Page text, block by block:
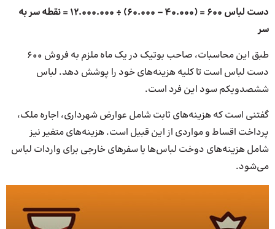
دست لباس ۶۰۰ = (۴۰.۰۰۰ – ۶۰.۰۰۰) ÷ ۱۲.۰۰۰.۰۰۰ =
نقطه سر به
سر
طبق این محاسبات، صاحب بوتیک در یک ماه ملزم به فروش ۶۰۰
دست لباس است تا کلیه هزینه‌های خود را پوشش دهد. لباس
ششصدویکم سود این فرد است.
گفتنی است که هزینه‌های ثابت شامل عوارض شهرداری، اجاره ملک،
پرداخت اقساط و مواردی از این قبیل است. هزینه‌های متغیر نیز
شامل هزینه‌های دوخت لباس‌ها یا سفرهای خارجی برای واردات لباس
می‌شود.